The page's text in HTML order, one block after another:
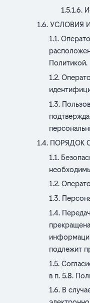
УСЛОВИЯ
Политикой.
ПОРЯДОК
подлежит
в п. 5.8.
В